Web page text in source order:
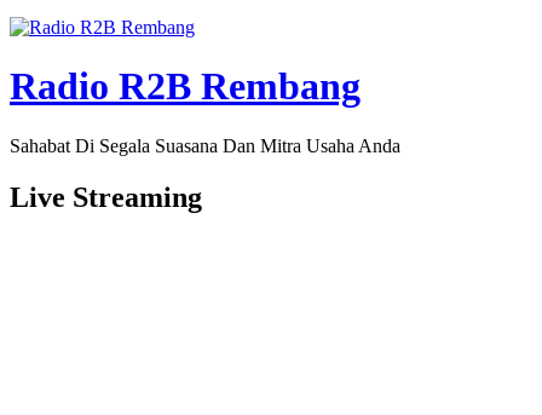
Radio R2B Rembang
Sahabat Di Segala Suasana Dan Mitra Usaha Anda
Live Streaming